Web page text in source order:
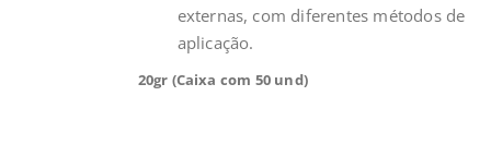
externas, com diferentes métodos de
aplicação.
20gr (Caixa com 50 und)